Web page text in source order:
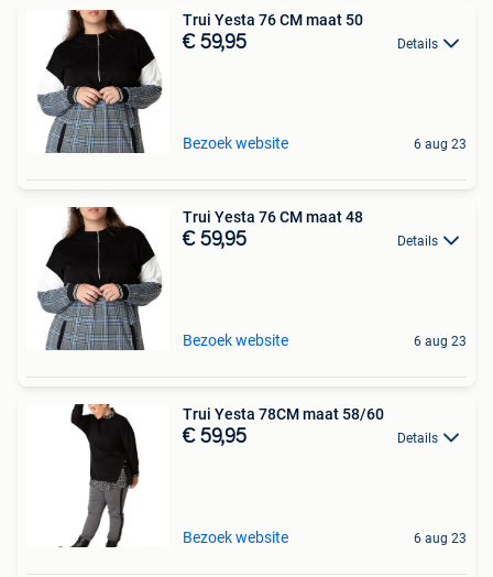
Trui Yesta 76 CM maat 50
€ 59,95 Details
Bezoek website 6 aug 23
Trui Yesta 76 CM maat 48
€ 59,95 Details
Bezoek website 6 aug 23
Trui Yesta 78CM maat 58/60
€ 59,95 Details
Bezoek website 6 aug 23